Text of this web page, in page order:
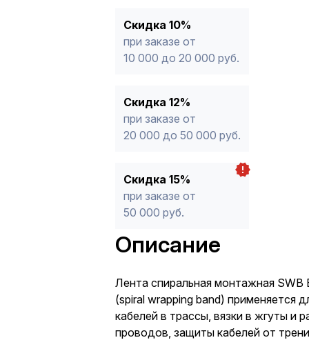
Скидка 10%
при заказе от
10 000 до 20 000 руб.
Скидка 12%
при заказе от
20 000 до 50 000 руб.
Скидка 15%
при заказе от
50 000 руб.
Описание
Лента спиральная монтажная SWB
(spiral wrapping band) применяется
кабелей в трассы, вязки в жгуты и
проводов, защиты кабелей от